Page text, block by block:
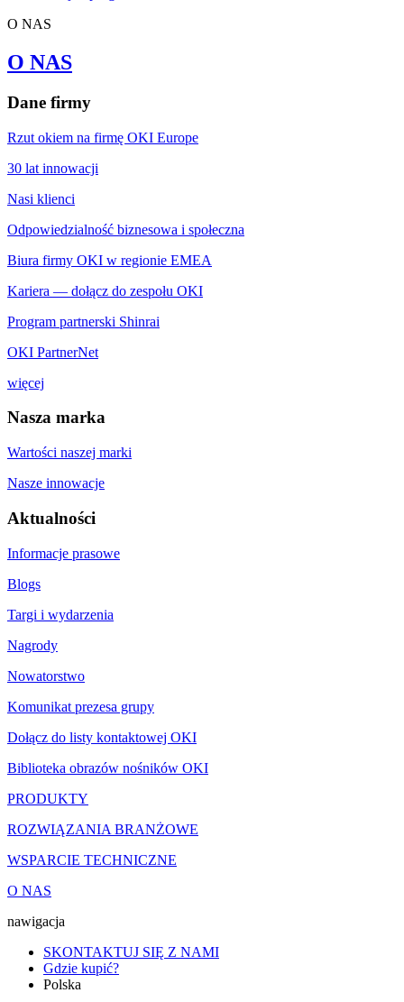
O NAS
O NAS
Dane firmy
Rzut okiem na firmę OKI Europe
30 lat innowacji
Nasi klienci
Odpowiedzialność biznesowa i społeczna
Biura firmy OKI w regionie EMEA
Kariera — dołącz do zespołu OKI
Program partnerski Shinrai
OKI PartnerNet
więcej
Nasza marka
Wartości naszej marki
Nasze innowacje
Aktualności
Informacje prasowe
Blogs
Targi i wydarzenia
Nagrody
Nowatorstwo
Komunikat prezesa grupy
Dołącz do listy kontaktowej OKI
Biblioteka obrazów nośników OKI
PRODUKTY
ROZWIĄZANIA BRANŻOWE
WSPARCIE TECHNICZNE
O NAS
nawigacja
SKONTAKTUJ SIĘ Z NAMI
Gdzie kupić?
Polska